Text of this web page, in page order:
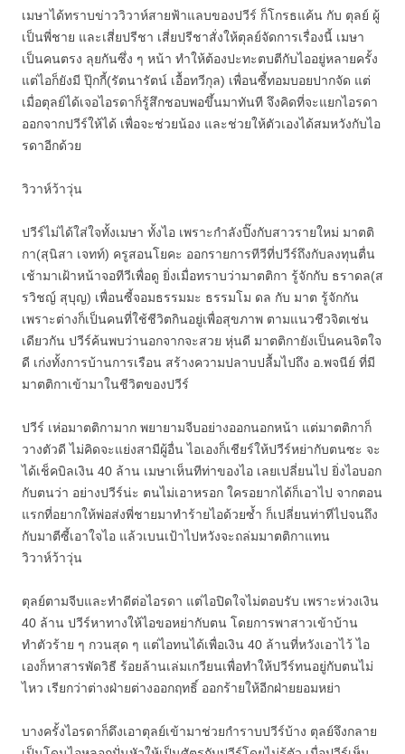
เมษาได้ทราบข่าววิวาห์สายฟ้าแลบของปวีร์ ก็โกรธแค้น กับ ตุลย์ ผู้
เป็นพี่ชาย และเสี่ยปรีชา เสี่ยปรีชาสั่งให้ตุลย์จัดการเรื่องนี้ เมษา
เป็นคนตรง ลุยกันซึ่ง ๆ หน้า ทำให้ต้องปะทะตบตีกับไออยู่หลายครั้ง
แต่ไอก็ยังมี ปุ๊กกี้(รัตนารัตน์ เอื้อทวีกุล) เพื่อนซี้ทอมบอยปากจัด แต่
เมื่อตุลย์ได้เจอไอรดาก็รู้สึกชอบพอขึ้นมาทันที จึงคิดที่จะแยกไอรดา
ออกจากปวีร์ให้ได้ เพื่อจะช่วยน้อง และช่วยให้ตัวเองได้สมหวังกับไอ
รดาอีกด้วย
วิวาห์ว้าวุ่น
ปวีร์ไม่ได้ใส่ใจทั้งเมษา ทั้งไอ เพราะกำลังปิ๊งกับสาวรายใหม่ มาตติ
กา(สุนิสา เจทท์) ครูสอนโยคะ ออกรายการทีวีที่ปวีร์ถึงกับลงทุนตื่น
เช้ามาเฝ้าหน้าจอทีวีเพื่อดู ยิ่งเมื่อทราบว่ามาตติกา รู้จักกับ ธราดล(ส
รวิชญ์ สุบุญ) เพื่อนซี้จอมธรรมมะ ธรรมโม ดล กับ มาต รู้จักกัน
เพราะต่างก็เป็นคนที่ใช้ชีวิตกินอยู่เพื่อสุขภาพ ตามแนวชีวจิตเช่น
เดียวกัน ปวีร์ค้นพบว่านอกจากจะสวย หุ่นดี มาตติกายังเป็นคนจิตใจ
ดี เก่งทั้งการบ้านการเรือน สร้างความปลาบปลื้มไปถึง อ.พจนีย์ ที่มี
มาตติกาเข้ามาในชีวิตของปวีร์
ปวีร์ เห่อมาตติกามาก พยายามจีบอย่างออกนอกหน้า แต่มาตติกาก็
วางตัวดี ไม่คิดจะแย่งสามีผู้อื่น ไอเองก็เชียร์ให้ปวีร์หย่ากับตนซะ จะ
ได้เช็คบิลเงิน 40 ล้าน เมษาเห็นทีท่าของไอ เลยเปลี่ยนไป ยิ่งไอบอก
กับตนว่า อย่างปวีร์น่ะ ตนไม่เอาหรอก ใครอยากได้ก็เอาไป จากตอน
แรกที่อยากให้พ่อส่งพี่ชายมาทำร้ายไอด้วยซ้ำ ก็เปลี่ยนท่าทีไปจนถึง
กับมาตีซี้เอาใจไอ แล้วเบนเป้าไปหวังจะถล่มมาตติกาแทน
วิวาห์ว้าวุ่น
ตุลย์ตามจีบและทำดีต่อไอรดา แต่ไอปิดใจไม่ตอบรับ เพราะห่วงเงิน
40 ล้าน ปวีร์หาทางให้ไอขอหย่ากับตน โดยการพาสาวเข้าบ้าน
ทำตัวร้าย ๆ กวนสุด ๆ แต่ไอทนได้เพื่อเงิน 40 ล้านที่หวังเอาไว้ ไอ
เองก็หาสารพัดวิธี ร้อยล้านเล่มเกวียนเพื่อทำให้ปวีร์ทนอยู่กับตนไม่
ไหว เรียกว่าต่างฝ่ายต่างออกฤทธิ์ ออกร้ายให้อีกฝ่ายยอมหย่า
บางครั้งไอรดาก็ดึงเอาตุลย์เข้ามาช่วยกำราบปวีร์บ้าง ตุลย์จึงกลาย